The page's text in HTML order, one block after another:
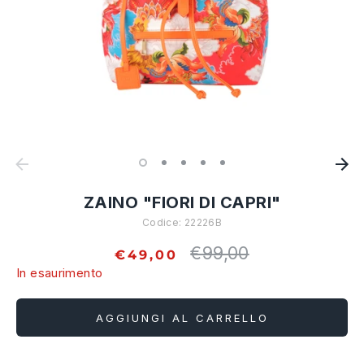
ZAINO "FIORI DI CAPRI"
Codice: 22226B
€49,00
Prezzo
€99,00
In esaurimento
AGGIUNGI AL CARRELLO